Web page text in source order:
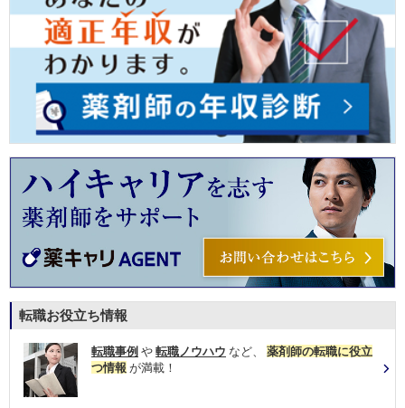
転職お役立ち情報
転職事例 や 転職ノウハウ など、 薬剤師の転職に役立
つ情報 が満載！